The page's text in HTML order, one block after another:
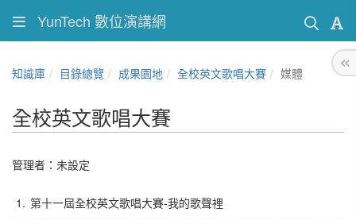
YunTech 數位演講網
知識庫 目錄總覽 成果園地 全校英文歌唱大賽 媒體
全校英文歌唱大賽
管理者：未設定
1. 第十一屆全校英文歌唱大賽-我的歌聲裡